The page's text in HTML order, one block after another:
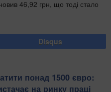
46,92 грн, що тоді стало
Disqus
понад 1500 євро:
на ринку праці